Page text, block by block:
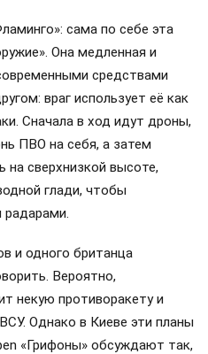
сама по себе эта
Она медленная и
средствами
враг использует её как
Сначала в ход идут дроны,
ПВО на себя, а затем
на сверхнизкой высоте,
глади, чтобы
радарами.
и одного британца
Вероятно,
некую противоракету и
Однако в Киеве эти планы
«Грифоны» обсуждают так,